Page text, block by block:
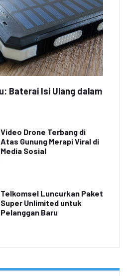
Baterai Isi Ulang dalam
Video Drone Terbang di
Atas Gunung Merapi Viral di
Media Sosial
Telkomsel Luncurkan Paket
Super Unlimited untuk
Pelanggan Baru